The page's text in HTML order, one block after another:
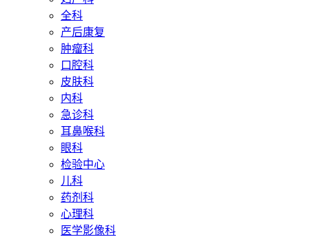
全科
产后康复
肿瘤科
口腔科
皮肤科
内科
急诊科
耳鼻喉科
眼科
检验中心
儿科
药剂科
心理科
医学影像科